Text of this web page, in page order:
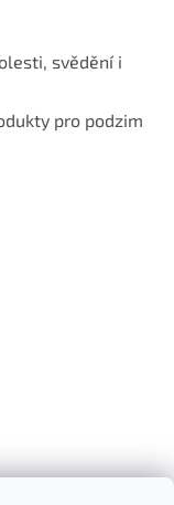
svědění i
pro podzim